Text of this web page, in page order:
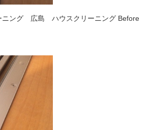
ニング 広島 ハウスクリーニング Before